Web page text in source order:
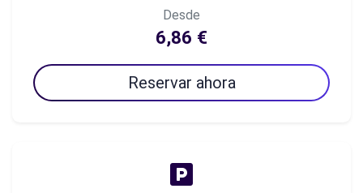
Desde
6,86 €
Reservar ahora